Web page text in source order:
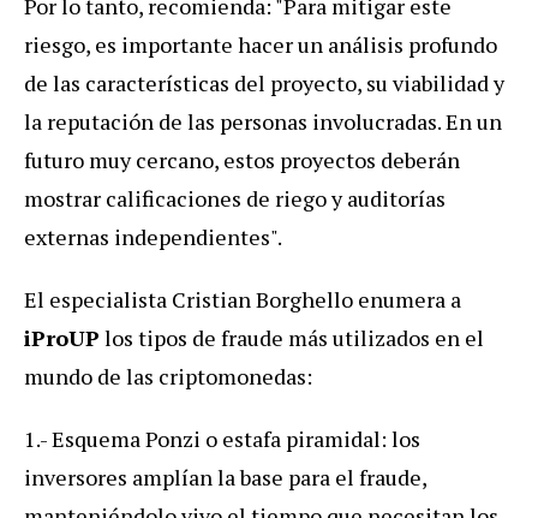
Por lo tanto, recomienda: "Para mitigar este
riesgo, es importante hacer un análisis profundo
de las características del proyecto, su viabilidad y
la reputación de las personas involucradas. En un
futuro muy cercano, estos proyectos deberán
mostrar calificaciones de riego y auditorías
externas independientes".
El especialista Cristian Borghello enumera a
iProUP los tipos de fraude más utilizados en el
mundo de las criptomonedas:
1.- Esquema Ponzi o estafa piramidal: los
inversores amplían la base para el fraude,